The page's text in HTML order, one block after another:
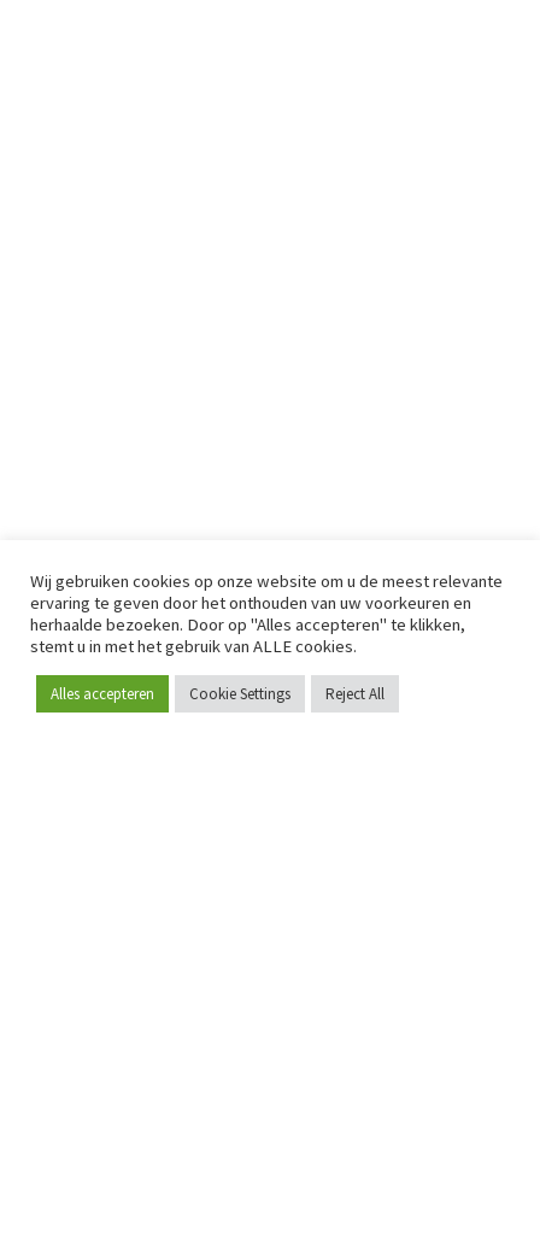
Word lid
Wij gebruiken cookies op onze website om u de meest relevante
ervaring te geven door het onthouden van uw voorkeuren en
herhaalde bezoeken. Door op "Alles accepteren" te klikken,
stemt u in met het gebruik van ALLE cookies.
Alles accepteren Cookie Settings Reject All